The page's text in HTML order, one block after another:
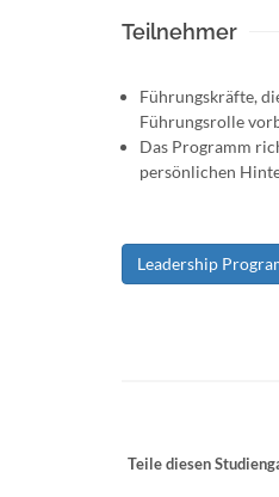
Teilnehmer
Führungskräfte,
Führungsrolle
Das Programm
persönlichen
Leadership
Teile diesen